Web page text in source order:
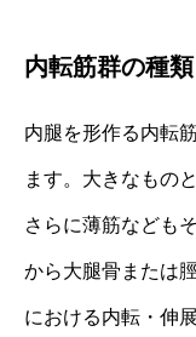
内転筋群の種
内腿を形作る内転
ます。大きなもの
さらに薄筋なども
から大腿骨または
における内転・伸